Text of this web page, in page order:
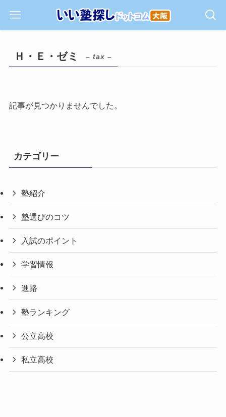
Ｈ・Ｅ・ゼミ – tax –
記事が見つかりませんでした。
カテゴリー
塾紹介
塾選びのコツ
入試のポイント
学習情報
進路
塾ランキング
公立高校
私立高校